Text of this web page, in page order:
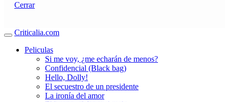
Cerrar
Criticalia.com
Peliculas
Si me voy, ¿me echarán de menos?
Confidencial (Black bag)
Hello, Dolly!
El secuestro de un presidente
La ironía del amor